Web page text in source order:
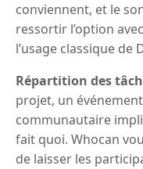
conviennent, et le
ressortir l’option
l’usage classique de
Répartition des
projet, un
communautaire
fait quoi. Whocan
de laisser les